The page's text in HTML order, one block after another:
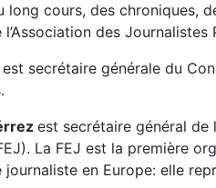
long cours, des chroniques,
des Journalistes
est secrétaire générale du
est secrétaire général de
La FEJ est la première
journaliste en Europe: elle